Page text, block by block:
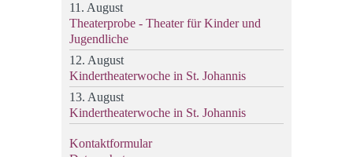
11. August
Theaterprobe - Theater für Kinder und
Jugendliche
12. August
Kindertheaterwoche in St. Johannis
13. August
Kindertheaterwoche in St. Johannis
Kontaktformular